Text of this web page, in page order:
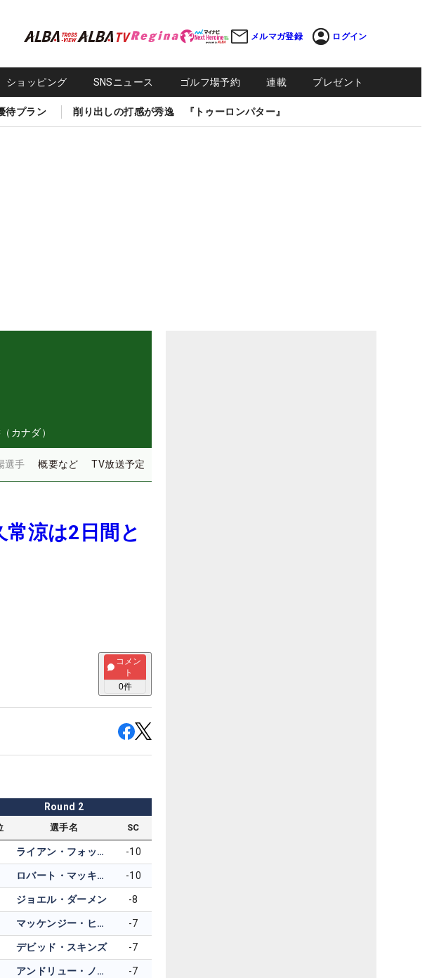
メルマガ登録 ログイン
ショッピング SNSニュース ゴルフ場予約 連載 プレゼント
待プラン 削り出しの打感が秀逸 『トゥーロンパター』
カナダ）
選手 概要など TV放送予定
涼は2日間と
コメン
ト
0件
Round 2
選手名 SC
ライアン・フォックス -10
ロバート・マッキンタイア -10
ジョエル・ダーメン -8
マッケンジー・ヒューズ -7
デビッド・スキンズ -7
アンドリュー・ノバク -7